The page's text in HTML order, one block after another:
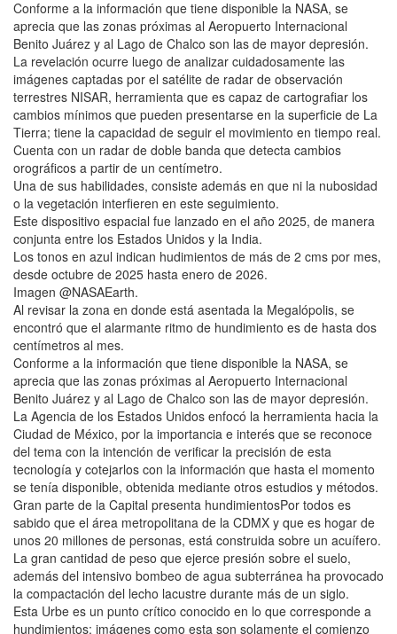
Conforme a la información que tiene disponible la NASA, se
aprecia que las zonas próximas al Aeropuerto Internacional
Benito Juárez y al Lago de Chalco son las de mayor depresión.
La revelación ocurre luego de analizar cuidadosamente las
imágenes captadas por el satélite de radar de observación
terrestres NISAR, herramienta que es capaz de cartografiar los
cambios mínimos que pueden presentarse en la superficie de La
Tierra; tiene la capacidad de seguir el movimiento en tiempo real.
Cuenta con un radar de doble banda que detecta cambios
orográficos a partir de un centímetro.
Una de sus habilidades, consiste además en que ni la nubosidad
o la vegetación interfieren en este seguimiento.
Este dispositivo espacial fue lanzado en el año 2025, de manera
conjunta entre los Estados Unidos y la India.
Los tonos en azul indican hudimientos de más de 2 cms por mes,
desde octubre de 2025 hasta enero de 2026.
Imagen @NASAEarth.
Al revisar la zona en donde está asentada la Megalópolis, se
encontró que el alarmante ritmo de hundimiento es de hasta dos
centímetros al mes.
Conforme a la información que tiene disponible la NASA, se
aprecia que las zonas próximas al Aeropuerto Internacional
Benito Juárez y al Lago de Chalco son las de mayor depresión.
La Agencia de los Estados Unidos enfocó la herramienta hacia la
Ciudad de México, por la importancia e interés que se reconoce
del tema con la intención de verificar la precisión de esta
tecnología y cotejarlos con la información que hasta el momento
se tenía disponible, obtenida mediante otros estudios y métodos.
Gran parte de la Capital presenta hundimientosPor todos es
sabido que el área metropolitana de la CDMX y que es hogar de
unos 20 millones de personas, está construida sobre un acuífero.
La gran cantidad de peso que ejerce presión sobre el suelo,
además del intensivo bombeo de agua subterránea ha provocado
la compactación del lecho lacustre durante más de un siglo.
Esta Urbe es un punto crítico conocido en lo que corresponde a
hundimientos; imágenes como esta son solamente el comienzo